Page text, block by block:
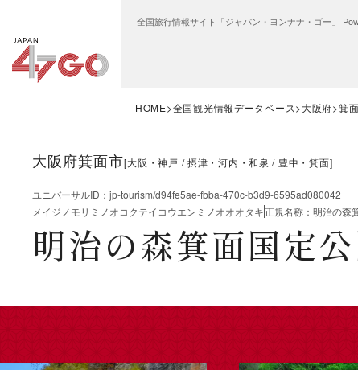
全国旅行情報サイト「ジャパン・ヨンナナ・ゴー」
HOME 全国観光情報データベース 大阪府 箕
大阪府箕面市[大阪・神戸 摂津・河内・和泉 豊中・箕面]
ユニバーサルID ： jp-tourism/d94fe5ae-fbba-470c-b3d9-6595ad080042
メイジノモリミノオコクテイコウエンミノオオオタキ正規名称 ： 明治の森
明治の森箕面国定